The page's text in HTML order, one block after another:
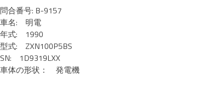
問合番号: B-9157
車名: 明電
年式: 1990
型式: ZXN100P5BS
SN: 1D9319LXX
車体の形状： 発電機